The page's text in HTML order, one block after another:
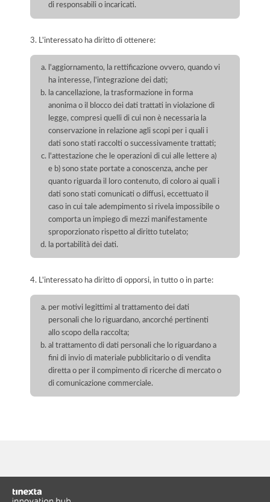
di responsabili o incaricati.
3. L'interessato ha diritto di ottenere:
l'aggiornamento, la rettificazione ovvero, quando vi
ha interesse, l'integrazione dei dati;
la cancellazione, la trasformazione in forma
anonima o il blocco dei dati trattati in violazione di
legge, compresi quelli di cui non è necessaria la
conservazione in relazione agli scopi per i quali i
dati sono stati raccolti o successivamente trattati;
l'attestazione che le operazioni di cui alle lettere a)
e b) sono state portate a conoscenza, anche per
quanto riguarda il loro contenuto, di coloro ai quali i
dati sono stati comunicati o diffusi, eccettuato il
caso in cui tale adempimento si rivela impossibile o
comporta un impiego di mezzi manifestamente
sproporzionato rispetto al diritto tutelato;
la portabilità dei dati.
4. L'interessato ha diritto di opporsi, in tutto o in parte:
per motivi legittimi al trattamento dei dati
personali che lo riguardano, ancorché pertinenti
allo scopo della raccolta;
al trattamento di dati personali che lo riguardano a
fini di invio di materiale pubblicitario o di vendita
diretta o per il compimento di ricerche di mercato o
di comunicazione commerciale.